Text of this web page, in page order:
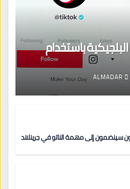
باستخدام
ALMADAR
سينضمون إلى مهمة الناتو في جرينلاند